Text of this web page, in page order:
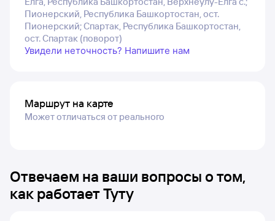
Пионерский, Республика Башкортостан, ост.
Пионерский; Спартак, Республика Башкортостан,
ост. Спартак (поворот)
Увидели неточность? Напишите нам
Маршрут на карте
Может отличаться от реального
Отвечаем на ваши вопросы о том,
как работает Туту